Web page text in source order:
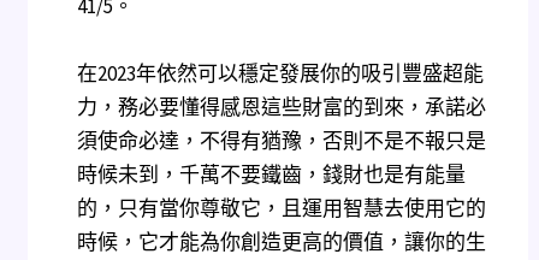
41/5。
在2023年依然可以穩定發展你的吸引豐盛超能
力，務必要懂得感恩這些財富的到來，承諾必
須使命必達，不得有猶豫，否則不是不報只是
時候未到，千萬不要鐵齒，錢財也是有能量
的，只有當你尊敬它，且運用智慧去使用它的
時候，它才能為你創造更高的價值，讓你的生